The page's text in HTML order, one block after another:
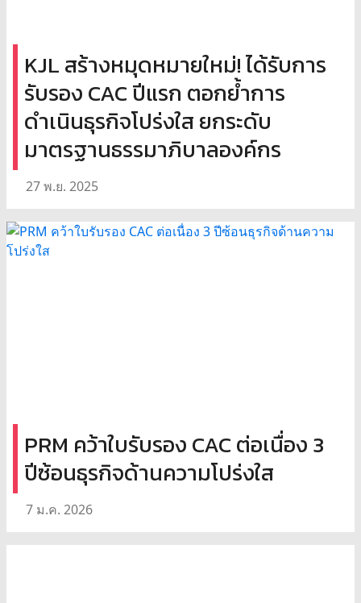
KJL สร้างหมุดหมายใหม่! ได้รับการ
รับรอง CAC ปีแรก ตอกย้ำการ
ดำเนินธุรกิจโปร่งใส ยกระดับ
มาตรฐานธรรมาภิบาลองค์กร
27 พ.ย. 2025
PRM คว้าใบรับรอง CAC ต่อเนื่อง 3
ปีซ้อนธุรกิจด้านความโปร่งใส
7 ม.ค. 2026